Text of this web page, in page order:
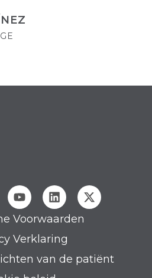
Voorwaarden
Verklaring
van de patiënt